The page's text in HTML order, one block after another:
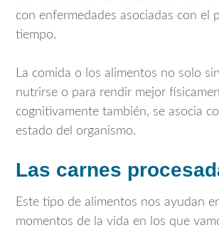
con enfermedades asociadas con el
tiempo.
La comida o los alimentos no solo
nutrirse o para rendir mejor
cognitivamente también, se asocia
estado del organismo.
Las carnes
Este tipo de alimentos nos ayudan
momentos de la vida en los que